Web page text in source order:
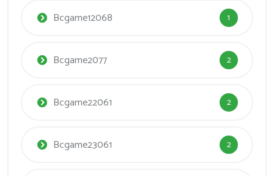
Bcgame12068 1
Bcgame2077 2
Bcgame22061 2
Bcgame23061 2